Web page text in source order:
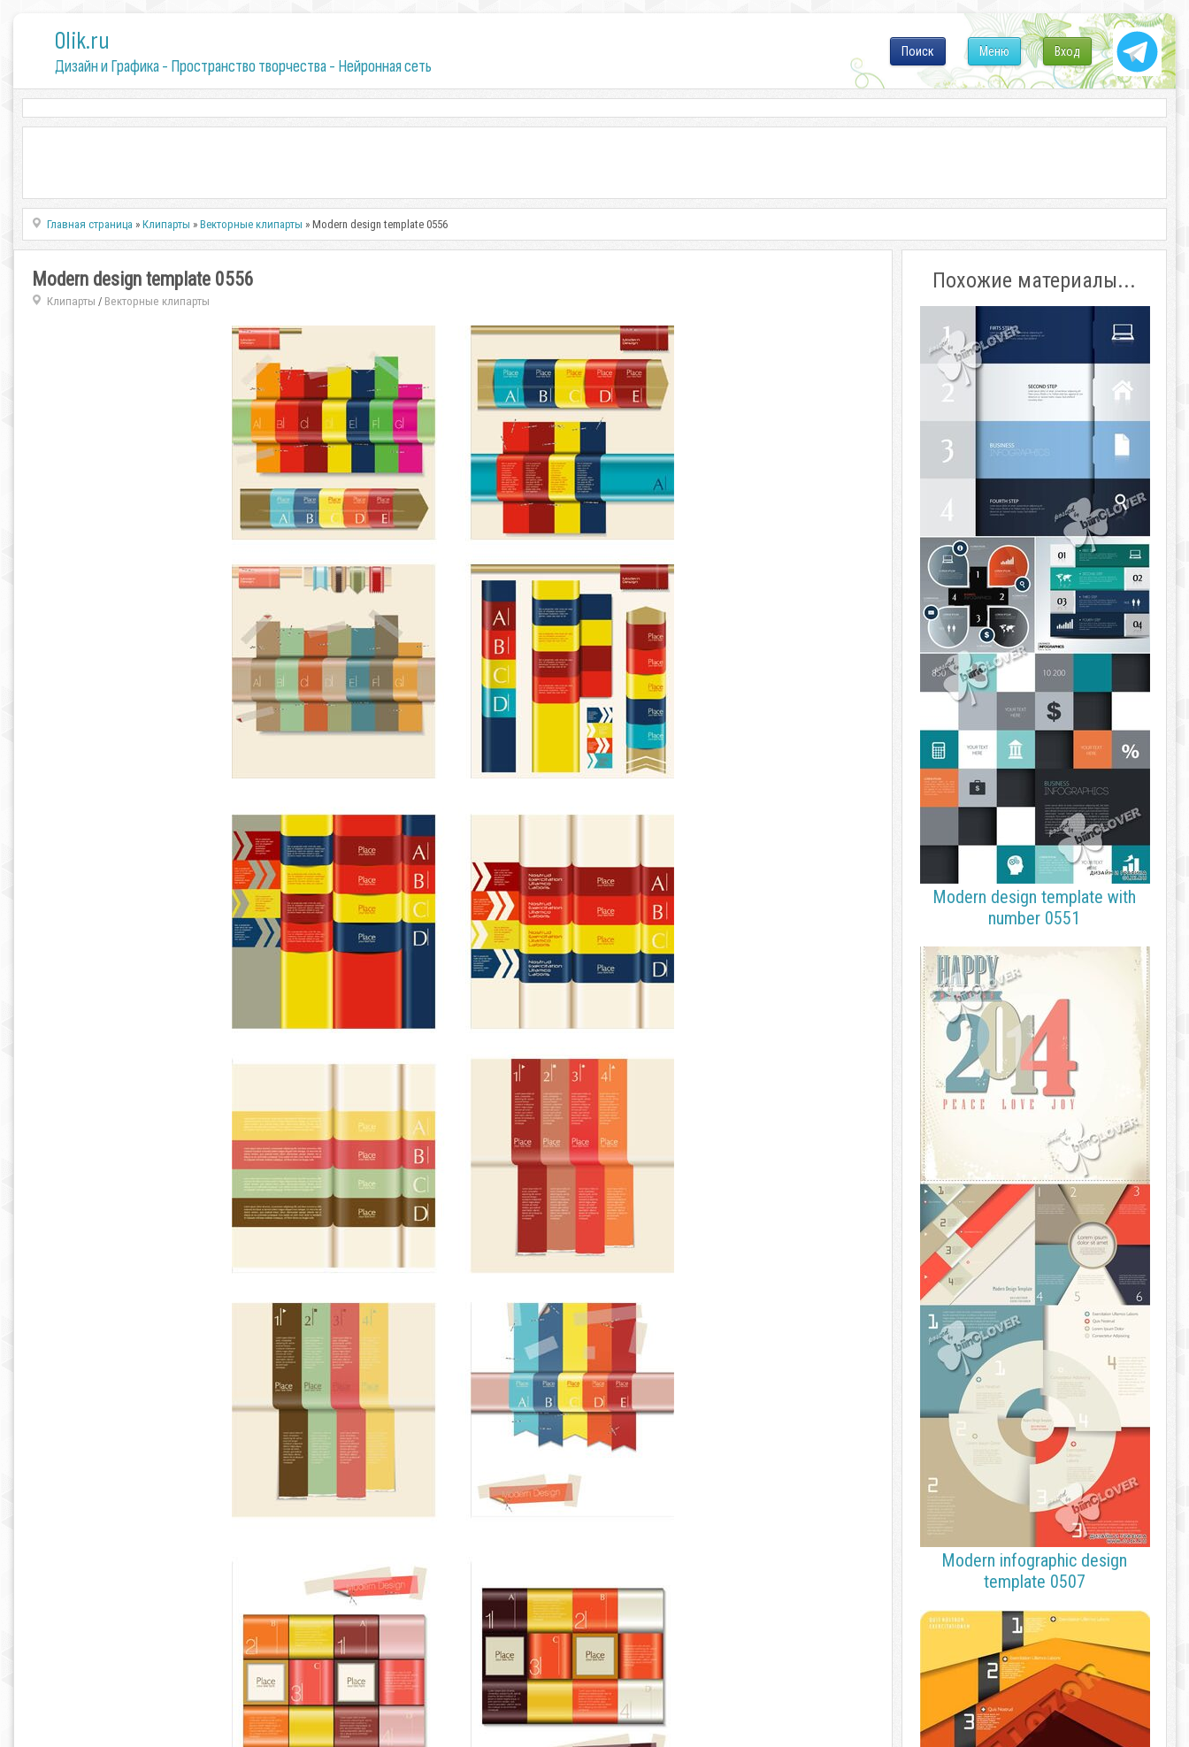
0lik.ru
Дизайн и Графика - Пространство творчества - Нейронная сеть
Вход
Меню
Поиск
Главная страница »Клипарты »Векторные клипарты » Modern design template 0556
Modern design template 0556
Клипарты / Векторные клипарты
Похожие материалы...
Modern design template with
number 0551
Modern infographic design
template 0507